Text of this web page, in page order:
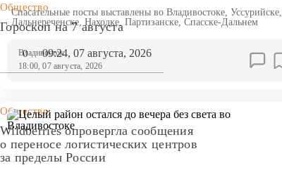
Общество
Гороскоп на 7 августа
0 09:24, 07 августа, 2026
Общество
Wildberries опровергла сообщения
о переносе логистических центров
за пределы России
Спасательные посты выставлены во Владивостоке, Уссурийске,
Дальнереченске, Находке, Партизанске, Спасске-Дальнем
Владивосток
18:00, 07 августа, 2026